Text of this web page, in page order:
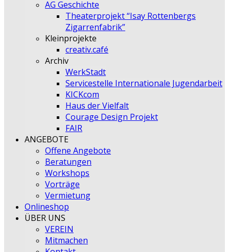
AG Geschichte
Theaterprojekt “Isay Rottenbergs
Zigarrenfabrik”
Kleinprojekte
creativ.café
Archiv
WerkStadt
Servicestelle Internationale Jugendarbeit
KICKcom
Haus der Vielfalt
Courage Design Projekt
FAIR
ANGEBOTE
Offene Angebote
Beratungen
Workshops
Vorträge
Vermietung
Onlineshop
ÜBER UNS
VEREIN
Mitmachen